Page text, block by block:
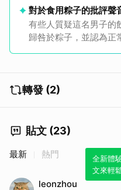
對於食用粽子的批評聲
有些人質疑這名男子的
歸咎於粽子，並認為正
轉發 (2)
貼文 (23)
全新體
文來輕
最新 熱門
leonzhou